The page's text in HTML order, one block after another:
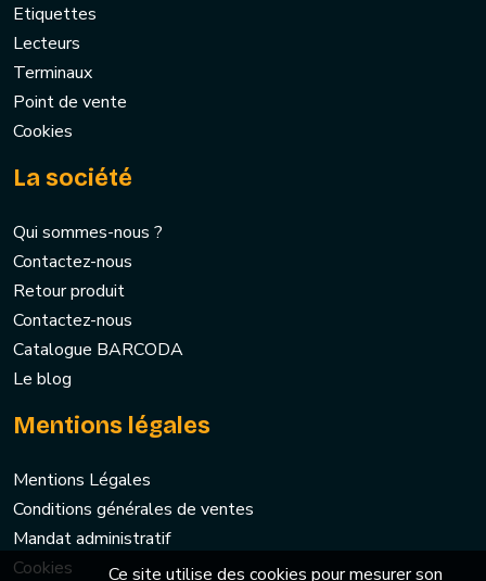
Etiquettes
Lecteurs
Terminaux
Point de vente
Cookies
La société
Qui sommes-nous ?
Contactez-nous
Retour produit
Contactez-nous
Catalogue BARCODA
Le blog
Mentions légales
Mentions Légales
Conditions générales de ventes
Mandat administratif
Cookies
Ce site utilise des cookies pour mesurer son